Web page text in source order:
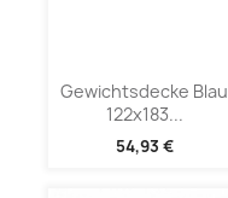
Gewichtsdecke Blau
122x183...
54,93 €